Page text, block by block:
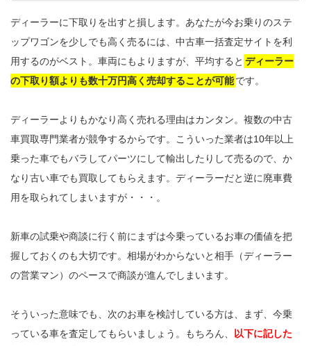
ディーラーに下取りを出すと損します。あなたが今お乗りのステ
ップワゴンを少しでも高く売るには、中古車一括査定サイトを利
用するのがベスト。車両にもよりますが、平均すると ディーラー
の下取り額よりも数十万円高く売却することが可能です。
ディーラーよりもかなり高く売れる理由はカンタン。複数の中古
車買取専門業者が競争するからです。こういった業者は10年以上
乗った車でもバラしてパーツにして輸出したりして売るので、か
なり古い車でも買取してもらえます。ディーラーだと逆に廃車費
用を取られてしまいますが・・・。
新車の試乗や商談に行く前にまずは今乗っているお車の価値を把
握しておくのも大切です。相場がわからないと相手（ディーラー
の営業マン）のペースで商談が進んでしまいます。
そういった意味でも、次のお車を検討している方は、まず、今乗
っている車を査定してもらいましょう。もちろん、
以下に記した